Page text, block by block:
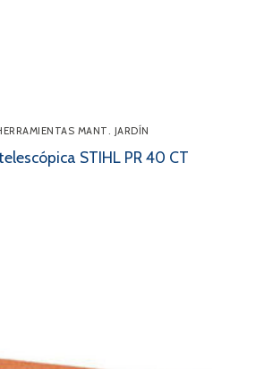
MANT. JARDÍN
STIHL PR 40 CT